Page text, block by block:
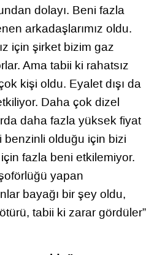
dolayı. Beni fazla
arkadaşlarımız oldu.
için şirket bizim gaz
Ama tabii ki rahatsız
kişi oldu. Eyalet dışı da
Daha çok dizel
daha fazla yüksek fiyat
benzinli olduğu için bizi
için fazla beni etkilemiyor.
yapan
bayağı bir şey oldu,
tabii ki zarar gördüler”